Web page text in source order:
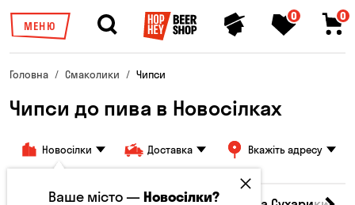
МЕНЮ
0 0
Головна Смаколики Чипси
Чипси до пива в Новосілках
Новосілки Доставка Вкажіть адресу
Ваше місто —Новосілки?